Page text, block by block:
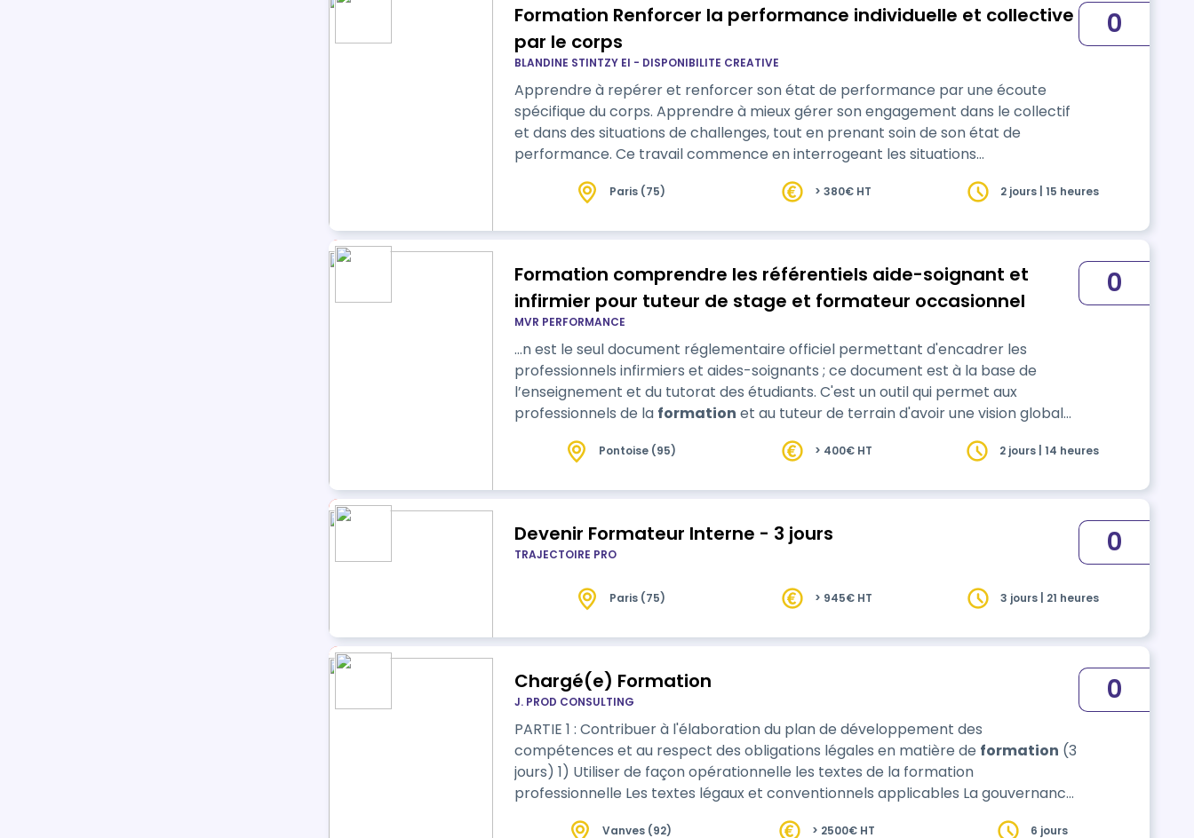
Formation Renforcer la performance individuelle et collective
par le corps
BLANDINE STINTZY EI - DISPONIBILITE CREATIVE
Apprendre à repérer et renforcer son état de performance par une écoute
spécifique du corps. Apprendre à mieux gérer son engagement dans le collectif
et dans des situations de challenges, tout en prenant soin de son état de
performance. Ce travail commence en interrogeant les situations
associées, pour leur valeur d’indicateurs par rapport à l’état de performance de
0
Paris (75) > 380€ HT 2 jours | 15 heures
Formation comprendre les référentiels aide-soignant et
infirmier pour tuteur de stage et formateur occasionnel
MVR PERFORMANCE
…n est le seul document réglementaire officiel permettant d'encadrer les
professionnels infirmiers et aides-soignants ; ce document est à la base de
l’enseignement et du tutorat des étudiants. C'est un outil qui permet aux
professionnels de la formation et au tuteur de terrain d'avoir une vision globale
contribue à faciliter les échanges pour accompagner les étudiants et les jeunes
0
Pontoise (95) > 400€ HT 2 jours | 14 heures
Devenir Formateur Interne - 3 jours
TRAJECTOIRE PRO 0
Paris (75) > 945€ HT 3 jours | 21 heures
Chargé(e) Formation
J. PROD CONSULTING
PARTIE 1 : Contribuer à l'élaboration du plan de développement des
compétences et au respect des obligations légales en matière de formation (3
jours) 1) Utiliser de façon opérationnelle les textes de la formation
professionnelle Les textes légaux et conventionnels applicables La gouvernance
0
Vanves (92) > 2500€ HT 6 jours